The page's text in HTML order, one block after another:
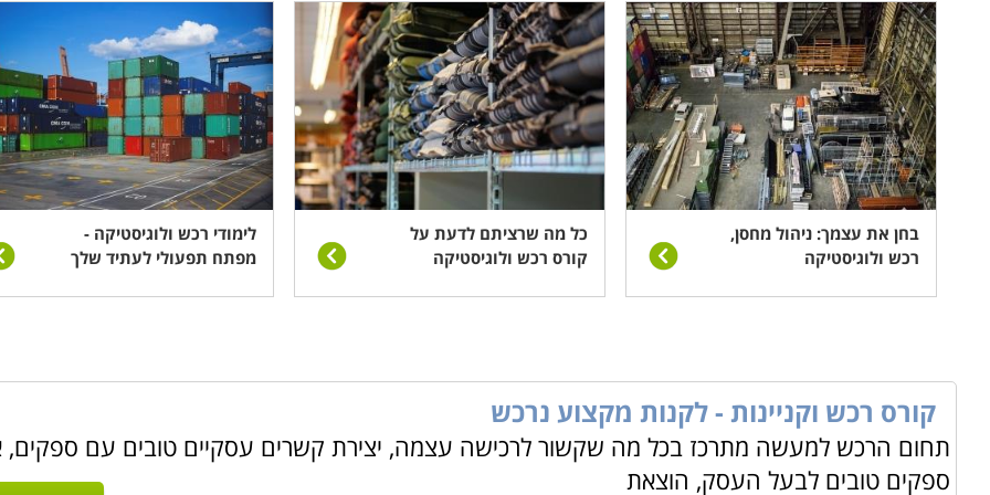
בחן את עצמך: ניהול מחסן,
רכש ולוגיסטיקה
כל מה שרציתם לדעת על
קורס רכש ולוגיסטיקה
לימודי רכש ולוגיסטיקה -
מפתח תפעולי לעתיד שלך
קורס רכש וקניינות - לקנות מקצוע נרכש
תחום הרכש למעשה מתרכז בכל מה שקשור לרכישה עצמה, יצירת קשרים עסקיים טובים עם ספקים,
ספקים טובים לבעל העסק, הוצאת